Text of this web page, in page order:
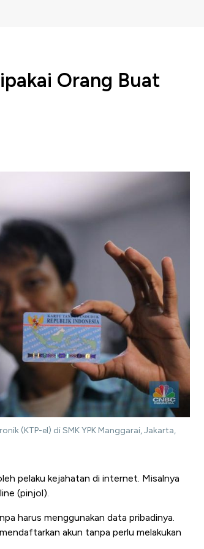
Orang Buat
(KTP-el) di SMK YPK Manggarai, Jakarta,
pelaku kejahatan di internet. Misalnya
(pinjol).
harus menggunakan data pribadinya.
akun tanpa perlu melakukan